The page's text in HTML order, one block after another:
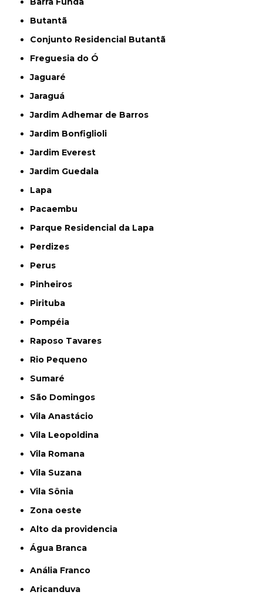
Butantã
Conjunto Residencial Butantã
Freguesia do Ó
Jaguaré
Jaraguá
Jardim Adhemar de Barros
Jardim Bonfiglioli
Jardim Everest
Jardim Guedala
Lapa
Pacaembu
Parque Residencial da Lapa
Perdizes
Perus
Pinheiros
Pirituba
Pompéia
Raposo Tavares
Rio Pequeno
Sumaré
São Domingos
Vila Anastácio
Vila Leopoldina
Vila Romana
Vila Suzana
Vila Sônia
Zona oeste
alto da providencia
Água Branca
Anália Franco
Aricanduva